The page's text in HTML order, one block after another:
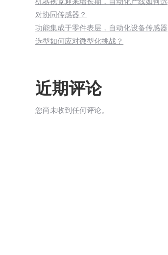
对协同传感器？
功能集成于零件表层，自动化设备传感器
选型如何应对微型化挑战？
近期评论
您尚未收到任何评论。